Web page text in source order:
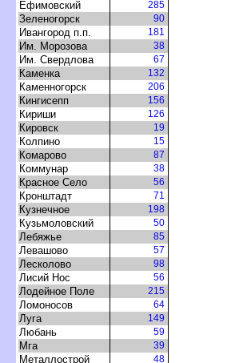
Ефимовский 285
Зеленогорск 90
Ивангород п.п. 181
Им. Морозова 38
Им. Свердлова 67
Каменка 132
Каменногорск 206
Кингисепп 156
Кириши 126
Кировск 19
Колпино 15
Комарово 87
Коммунар 38
Красное Село 56
Кронштадт 71
Кузнечное 198
Кузьмоловский 50
Лебяжье 85
Левашово 57
Лесколово 98
Лисий Нос 56
Лодейное Поле 215
Ломоносо 64
Луга 149
Любань 59
Мга 39
Металлострой 48